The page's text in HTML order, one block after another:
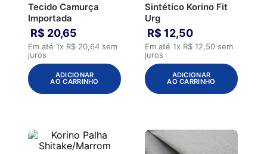
Tecido Camurça
Importada
R$ 20,65
Em até1x R$ 20,64 sem
juros
ADICIONAR
AO CARRINHO
Sintético Korino Fit
Urg
R$ 12,50
Em até 1x R$ 12,50 sem
juros
ADICIONAR
AO CARRINHO